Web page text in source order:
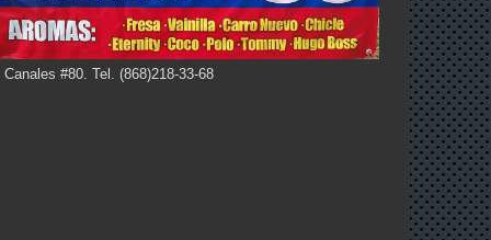
Canales #80. Tel. (868)218-33-68